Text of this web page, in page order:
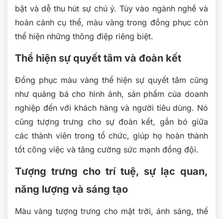
bật và dễ thu hút sự chú ý. Tùy vào ngành nghề và
hoàn cảnh cụ thể, màu vàng trong đồng phục còn
thể hiện những thông điệp riêng biệt.
Thể hiện sự quyết tâm và đoàn kết
Đồng phục màu vàng thể hiện sự quyết tâm cũng
như quảng bá cho hình ảnh, sản phẩm của doanh
nghiệp đến với khách hàng và người tiêu dùng. Nó
cũng tượng trưng cho sự đoàn kết, gắn bó giữa
các thành viên trong tổ chức, giúp họ hoàn thành
tốt công việc và tăng cường sức mạnh đồng đội.
Tượng trưng cho trí tuệ, sự lạc quan,
năng lượng và sáng tạo
Màu vàng tượng trưng cho mặt trời, ánh sáng, thể